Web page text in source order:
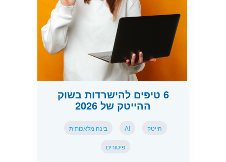
6 טיפים להישרדות בשוק
ההייטק של 2026
הייטק AI בינה מלאכותית
פיטורים